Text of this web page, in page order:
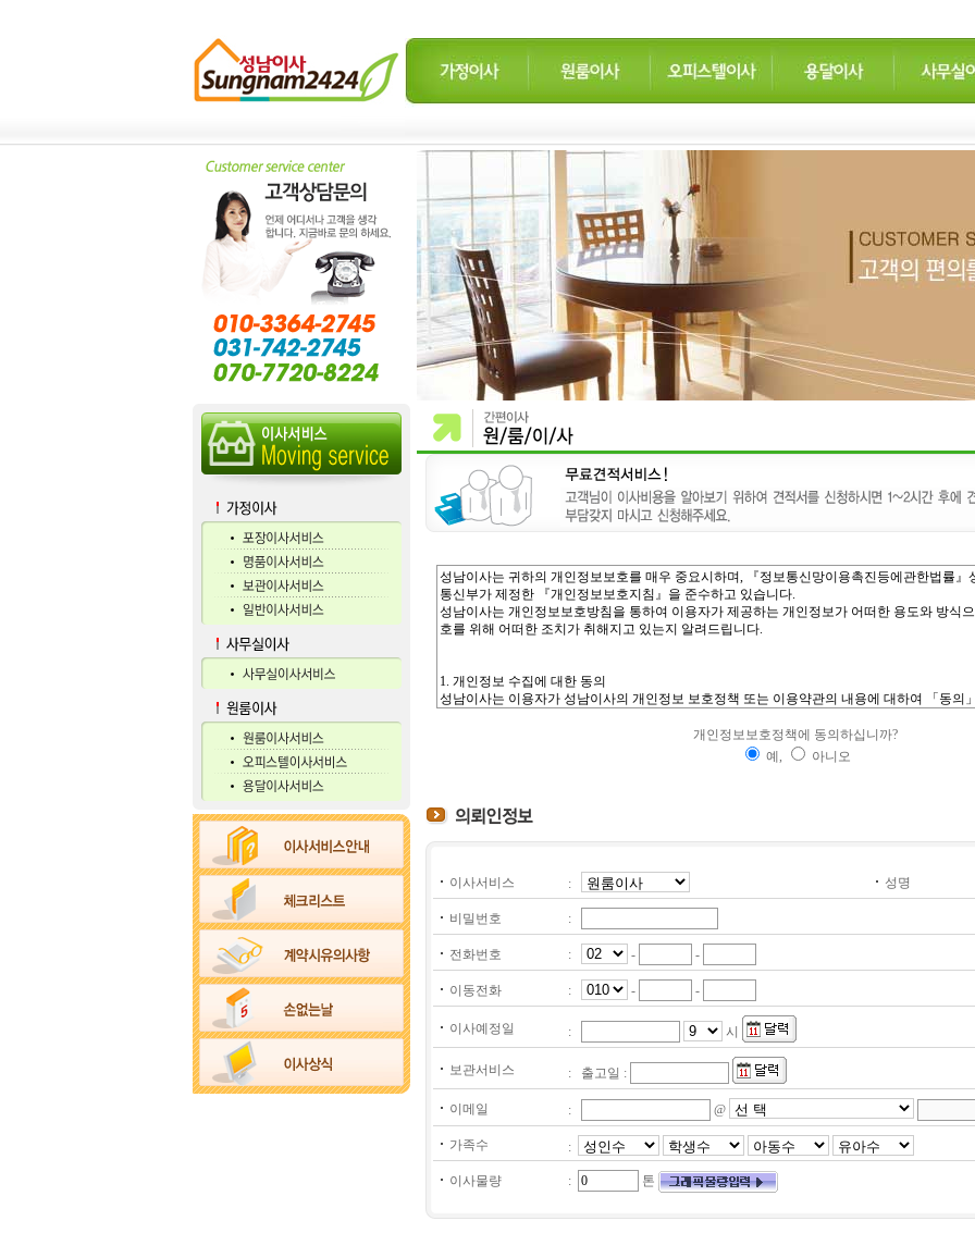
개인정보보호정책에 동의하십니까?
예,
아니오
이사서비스 : 성명
비밀번호 :
전화번호 : - -
이동전화 : - -
이사예정일 : 시
보관서비스 : 출고일 :
이메일 : @
가족수 :
이사물량 : 톤